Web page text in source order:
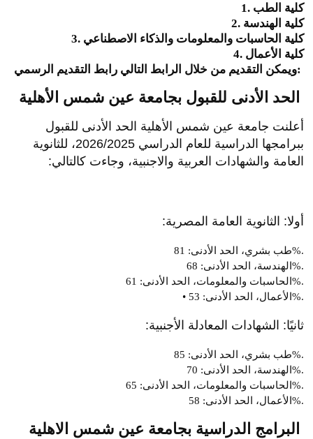
1. كلية الطب
2. كلية الهندسة
3. كلية الحاسبات والمعلومات والذكاء الاصطناعي
4. كلية الأعمال
ويمكن التقديم من خلال الرابط التاليرابط التقديم الرسمي:
أعلنت جامعة عين شمس الأهلية الحد الأدنى للقبول
ببرامجها الدراسية للعام الدراسي 2026/2025، للثانوية
العامة والشهادات العربية والاجنبية، وجاءت كالتالي:
أولا: الثانوية العامة المصرية:
طب بشري، الحد الأدنى: 81%.
الهندسة، الحد الأدنى: 68%.
الحاسبات والمعلومات، الحد الأدنى: 61%.
• الأعمال، الحد الأدنى: 53%.
ثانيًا: الشهادات المعادلة الأجنبية:
طب بشري، الحد الأدنى: 85%.
الهندسة، الحد الأدنى: 70%.
الحاسبات والمعلومات، الحد الأدنى: 65%.
الأعمال، الحد الأدنى: 58%.